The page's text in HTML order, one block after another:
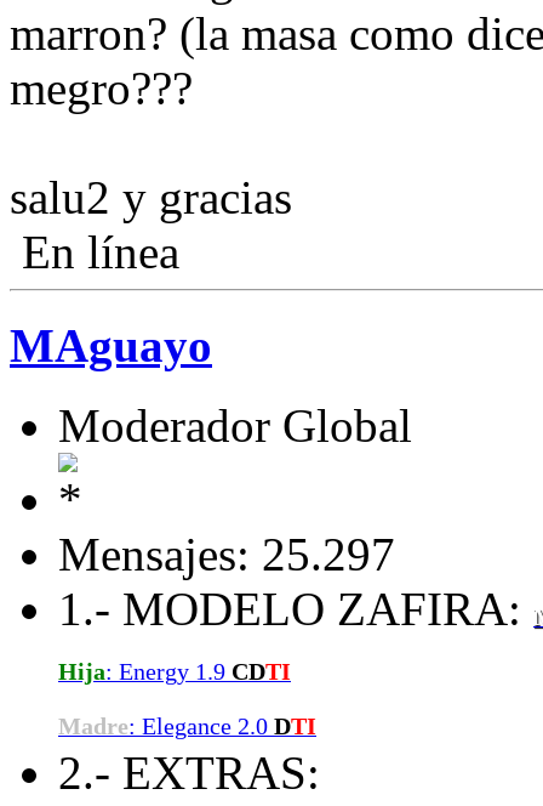
marron? (la masa como
megro???
salu2 y gracias
En línea
MAguayo
Moderador Global
Mensajes: 25.297
1.- MODELO ZAFIRA:
Hija: Energy 1.9 CDTI
Madre: Elegance 2.0 DTI
2.- EXTRAS: